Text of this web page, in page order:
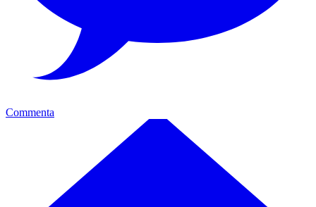
Commenta